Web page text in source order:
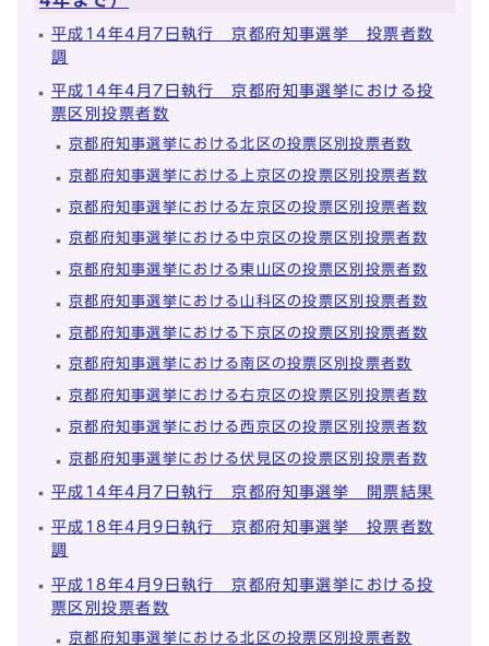
平成14年4月7日執行 京都府知事選挙 投票者数
調
平成14年4月7日執行 京都府知事選挙における投
票区別投票者数
京都府知事選挙における北区の投票区別投票者数
京都府知事選挙における上京区の投票区別投票者数
京都府知事選挙における左京区の投票区別投票者数
京都府知事選挙における中京区の投票区別投票者数
京都府知事選挙における東山区の投票区別投票者数
京都府知事選挙における山科区の投票区別投票者数
京都府知事選挙における下京区の投票区別投票者数
京都府知事選挙における南区の投票区別投票者数
京都府知事選挙における右京区の投票区別投票者数
京都府知事選挙における西京区の投票区別投票者数
京都府知事選挙における伏見区の投票区別投票者数
平成14年4月7日執行 京都府知事選挙 開票結果
平成18年4月9日執行 京都府知事選挙 投票者数
調
平成18年4月9日執行 京都府知事選挙における投
票区別投票者数
京都府知事選挙における北区の投票区別投票者数